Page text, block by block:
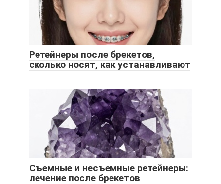
Ретейнеры после брекетов,
сколько носят, как устанавливают
Съемные и несъемные ретейнеры:
лечение после брекетов